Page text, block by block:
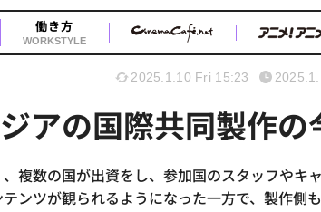
働き方
WORKSTYLE
アの国際共同製作の
複数の国が出資をし、参加国のスタッフやキ
ンツが観られるようになった一方で、製作側
2025.1.10 Fri 15:23